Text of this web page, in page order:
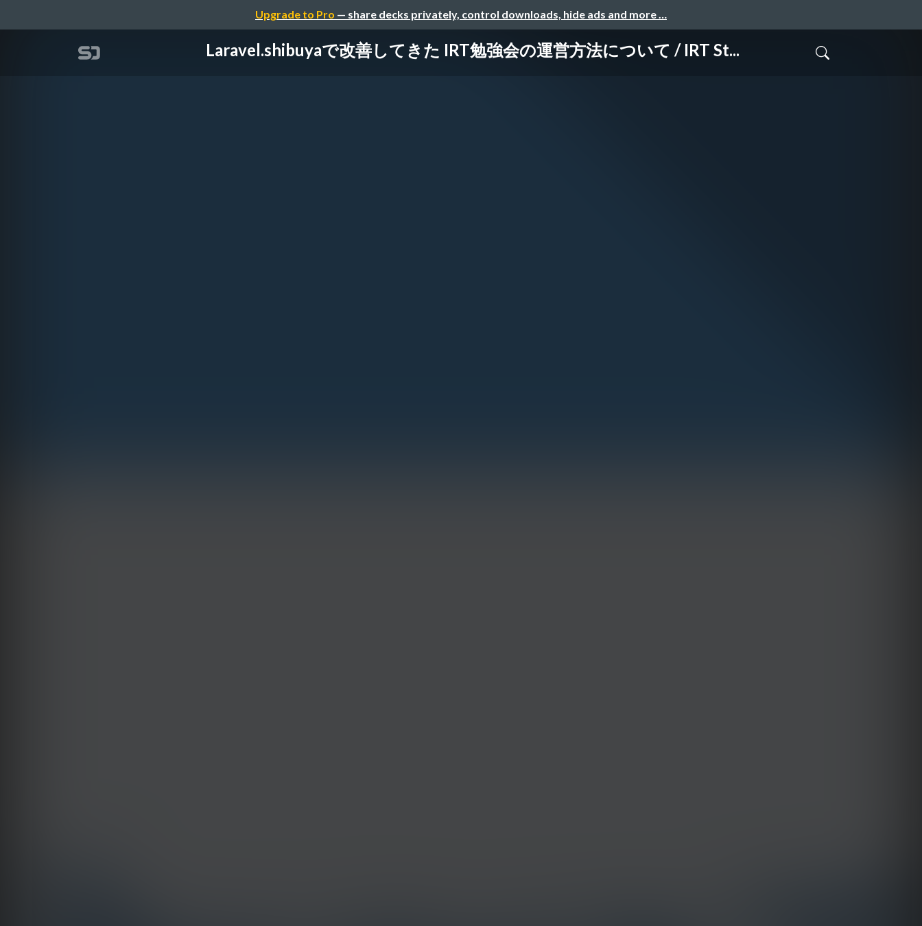
Upgrade to Pro — share decks privately, control downloads, hide ads and more …
Laravel.shibuyaで改善してきた IRT勉強会の運営方法について / IRT St...